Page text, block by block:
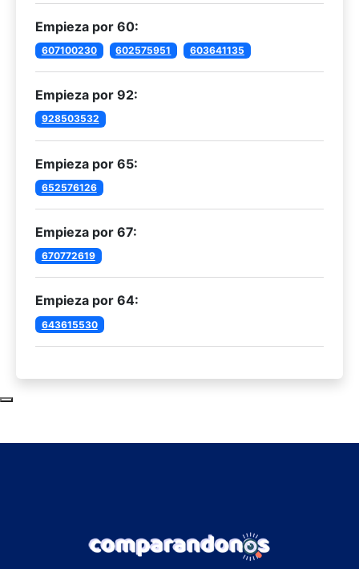
Empieza por 60:
607100230 602575951 603641135
Empieza por 92:
928503532
Empieza por 65:
652576126
Empieza por 67:
670772619
Empieza por 64:
643615530